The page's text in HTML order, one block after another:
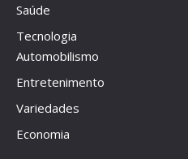
Saúde
Tecnologia
Automobilismo
Entretenimento
Variedades
Economia